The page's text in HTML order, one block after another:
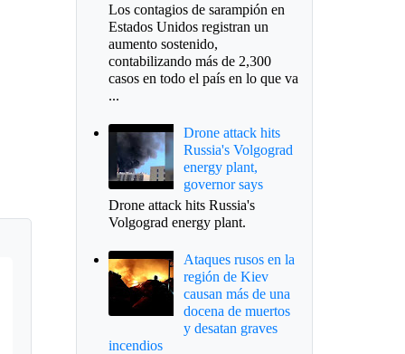
Los contagios de sarampión en
Estados Unidos registran un
aumento sostenido,
contabilizando más de 2,300
casos en todo el país en lo que va
...
Drone attack hits
Russia's Volgograd
energy plant,
governor says
Drone attack hits Russia's
Volgograd energy plant.
Ataques rusos en la
región de Kiev
causan más de una
docena de muertos
y desatan graves
incendios